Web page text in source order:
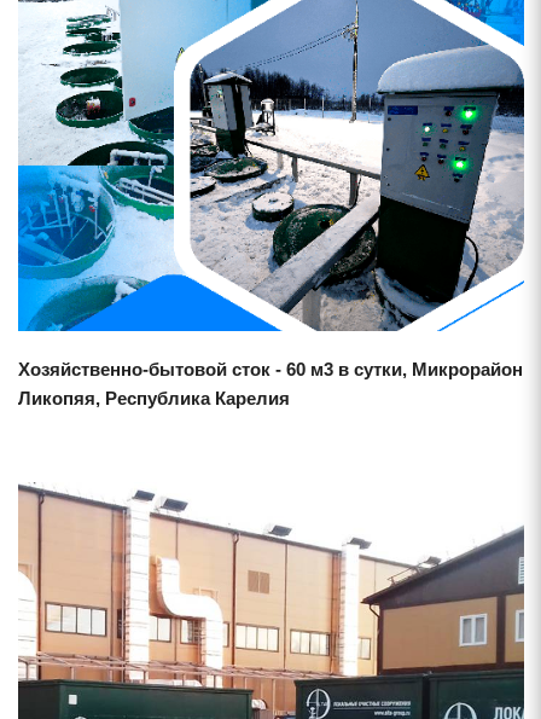
Смотреть проект
Хозяйственно-бытовой сток - 60 м3 в сутки, Микрорайон
Ликопяя, Республика Карелия
Смотреть проект